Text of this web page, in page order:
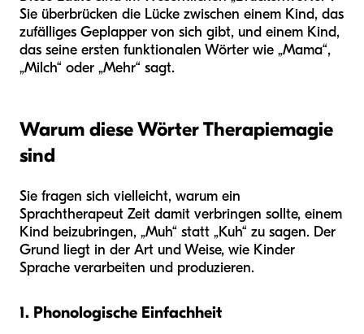
Sie überbrücken die Lücke zwischen einem Kind, das
zufälliges Geplapper von sich gibt, und einem Kind,
das seine ersten funktionalen Wörter wie „Mama“,
„Milch“ oder „Mehr“ sagt.
Warum diese Wörter Therapiemagie
sind
Sie fragen sich vielleicht, warum ein
Sprachtherapeut Zeit damit verbringen sollte, einem
Kind beizubringen, „Muh“ statt „Kuh“ zu sagen. Der
Grund liegt in der Art und Weise, wie Kinder
Sprache verarbeiten und produzieren.
1. Phonologische Einfachheit